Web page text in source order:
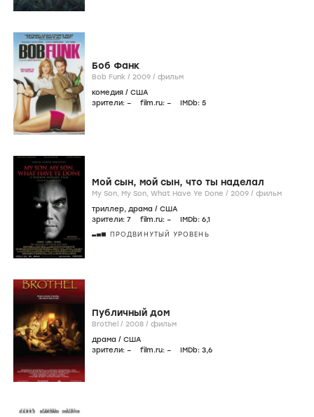
Боб Фанк
Bob Funk / 2009 / фильм
комедия / США
зрители: – film.ru: – IMDb: 5
Мой сын, мой сын, что ты наделал
My Son, My Son, What Have Ye Done / 2009 / фильм
триллер, драма / США
зрители: 7 film.ru: – IMDb: 6,1
ПРОДВИНУТЫЙ УРОВЕНЬ
Публичный дом
Brothel / 2008 / фильм
драма / США
зрители: – film.ru: – IMDb: 3,6